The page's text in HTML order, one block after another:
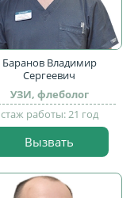
Баранов Владимир
Сергеевич
УЗИ, флеболог
стаж работы: 21 год
Вызвать